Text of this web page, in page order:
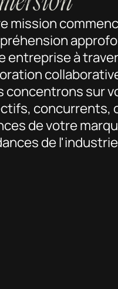
mission
entreprise à
concentrons sur
concurrents,
de votre
de